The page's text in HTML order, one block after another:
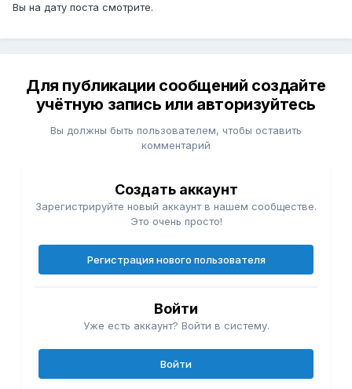
бы, чтобы все это осталось без изменений.
Вы на дату поста смотрите.
Для публикации сообщений создайте
учётную запись или авторизуйтесь
Вы должны быть пользователем, чтобы оставить
комментарий
Создать аккаунт
Зарегистрируйте новый аккаунт в нашем сообществе.
Это очень просто!
Регистрация нового пользователя
Войти
Уже есть аккаунт? Войти в систему.
Войти